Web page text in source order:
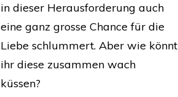
in dieser Herausforderung auch
eine ganz grosse Chance für die
Liebe schlummert. Aber wie könnt
ihr diese zusammen wach
küssen?